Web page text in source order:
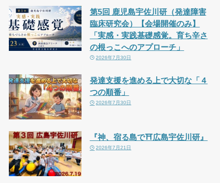
第5回 鹿児島宇佐川研（発達障害
臨床研究会）【会場開催のみ】
「実感・実践基礎感覚。育ち辛さ
の根っこへのアプローチ」
2026年7月30日
発達支援を進める上で大切な「４
つの順番」
2026年7月30日
『神、宿る島で⛩広島宇佐川研』
2026年7月21日